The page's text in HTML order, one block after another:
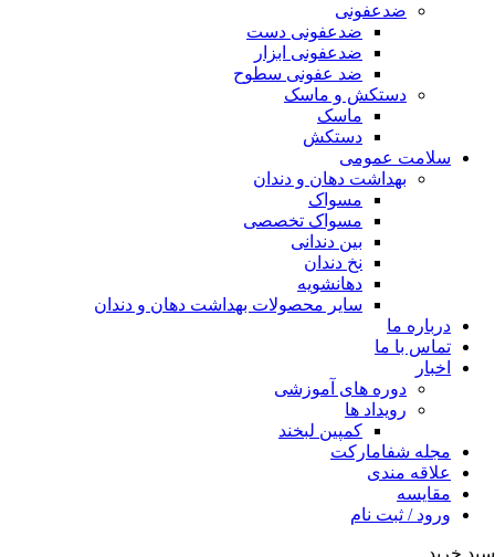
ضدعفونی
ضدعفونی دست
ضدعفونی ابزار
ضد عفونی سطوح
دستکش و ماسک
ماسک
دستکش
سلامت عمومی
بهداشت دهان و دندان
مسواک
مسواک تخصصی
بین دندانی
نخ دندان
دهانشویه
سایر محصولات بهداشت دهان و دندان
درباره ما
تماس با ما
اخبار
دوره های آموزشی
رویداد ها
کمپین لبخند
مجله شفامارکت
علاقه مندی
مقایسه
ورود / ثبت نام
سبد خرید